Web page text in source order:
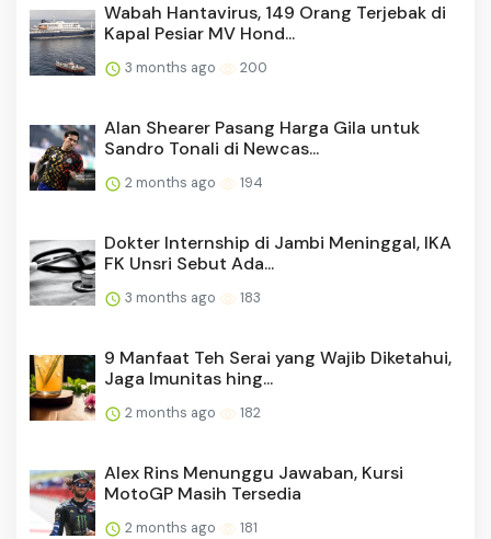
Wabah Hantavirus, 149 Orang Terjebak di
Kapal Pesiar MV Hond...
3 months ago 200
Alan Shearer Pasang Harga Gila untuk
Sandro Tonali di Newcas...
2 months ago 194
Dokter Internship di Jambi Meninggal, IKA
FK Unsri Sebut Ada...
3 months ago 183
9 Manfaat Teh Serai yang Wajib Diketahui,
Jaga Imunitas hing...
2 months ago 182
Alex Rins Menunggu Jawaban, Kursi
MotoGP Masih Tersedia
2 months ago 181